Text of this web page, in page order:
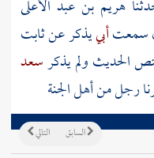
هريم بن عبد الأعلى
سمعتأبييذكر عنثابت
الحديث ولم يذكرسعد
رجل من أهل الجنة
التالي السابق